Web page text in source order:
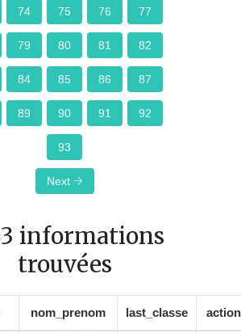
74 75 76 77
79 80 81 82
84 85 86 87
89 90 91 92
93
Next
informations
trouvées
nom_prenom last_classe